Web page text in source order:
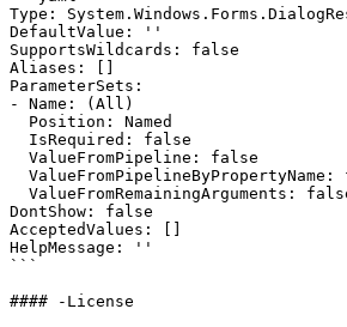
Type:
DefaultValue: ''
SupportsWildcards: false
Aliases: []
ParameterSets:
- Name: (All)
DontShow: false
AcceptedValues: []
HelpMessage: ''
```
#### -License